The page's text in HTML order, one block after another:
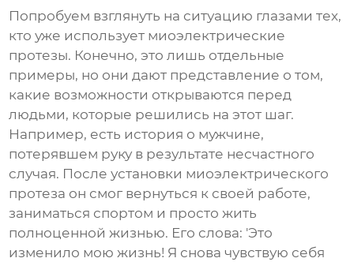
Попробуем взглянуть на ситуацию глазами тех,
кто уже использует миоэлектрические
протезы. Конечно, это лишь отдельные
примеры, но они дают представление о том,
какие возможности открываются перед
людьми, которые решились на этот шаг.
Например, есть история о мужчине,
потерявшем руку в результате несчастного
случая. После установки миоэлектрического
протеза он смог вернуться к своей работе,
заниматься спортом и просто жить
полноценной жизнью. Его слова: 'Это
изменило мою жизнь! Я снова чувствую себя